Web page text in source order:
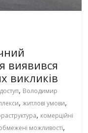
виявився
викликів
, Володимир
,житлові умови,
, комерційні
можливості,